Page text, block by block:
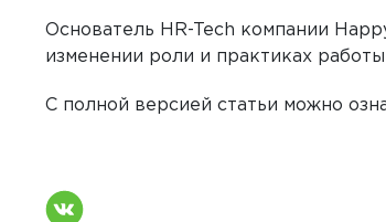
Основатель HR-Tech компании
изменении роли и практиках
С полной версией статьи можно